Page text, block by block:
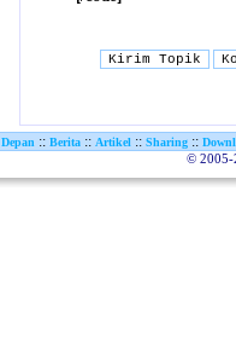
Depan :: Berita :: Artikel :: Sharing ::
© 2005-